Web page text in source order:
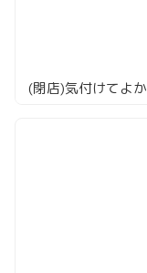
(閉店)気付けてよ